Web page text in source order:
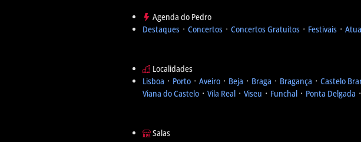
Agenda do Pedro
Destaques ᛫ Concertos ᛫ Concertos Gratuitos ᛫ Festivais ᛫
Localidades
Lisboa ᛫ Porto ᛫ Aveiro ᛫ Beja ᛫ Braga ᛫ Bragança ᛫ Castelo
Viana do Castelo ᛫ Vila Real ᛫ Viseu ᛫ Funchal ᛫ Ponta Delgada ᛫
Salas